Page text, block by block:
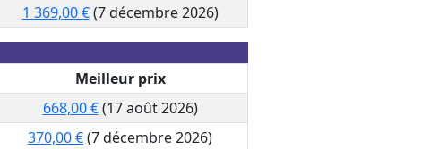
1 369,00 €(7 décembre 2026)
Meilleur prix
668,00 €(17 août 2026)
370,00 €(7 décembre 2026)